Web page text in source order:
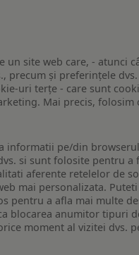
site web care, -
și preferințele
uri terțe - care sunt
Mai precis,
informatii pe/din
si sunt folosite pentru
aferente retelelor de
mai personalizata.
pentru a afla mai multe
blocarea anumitor
moment al vizitei